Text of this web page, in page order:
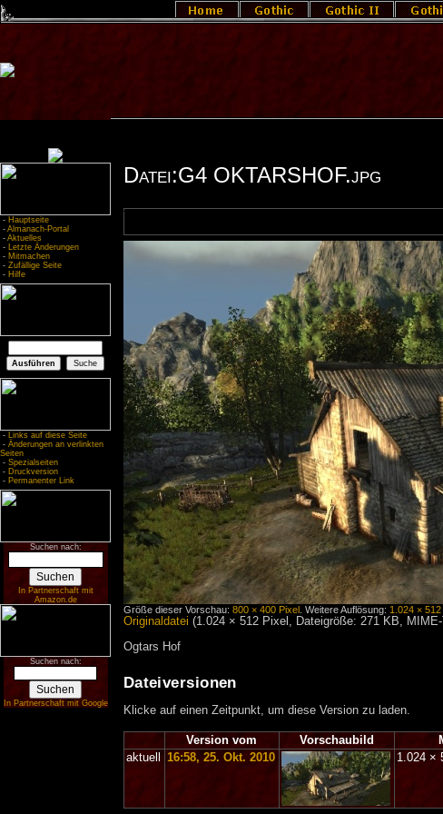
- Hauptseite
- Almanach-Portal
- Aktuelles
- Letzte Änderungen
- Mitmachen
- Zufällige Seite
- Hilfe
- Links auf diese Seite
- Änderungen an verlinkten
Seiten
- Spezialseiten
- Druckversion
- Permanenter Link
Suchen nach:
In Partnerschaft mit
Amazon.de
Suchen nach:
In Partnerschaft mit Google
Datei:G4 OKTARSHOF.jpg
Größe dieser Vorschau: 800 × 400 Pixel. Weitere Auflösung: 1.024 × 512
Originaldatei (1.024 × 512 Pixel, Dateigröße: 271 KB,
Ogtars Hof
Dateiversionen
Klicke auf einen Zeitpunkt, um diese Version zu laden.
Version vom Vorschaubild
aktuell
16:58, 25. Okt. 2010 1.024 ×